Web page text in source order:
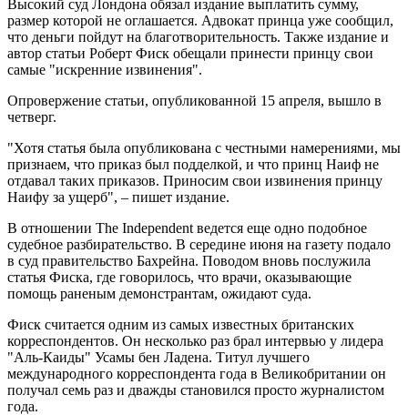
Высокий суд Лондона обязал издание выплатить сумму,
размер которой не оглашается. Адвокат принца уже сообщил,
что деньги пойдут на благотворительность. Также издание и
автор статьи Роберт Фиск обещали принести принцу свои
самые "искренние извинения".
Опровержение статьи, опубликованной 15 апреля, вышло в
четверг.
"Хотя статья была опубликована с честными намерениями, мы
признаем, что приказ был подделкой, и что принц Наиф не
отдавал таких приказов. Приносим свои извинения принцу
Наифу за ущерб", – пишет издание.
В отношении The Independent ведется еще одно подобное
судебное разбирательство. В середине июня на газету подало
в суд правительство Бахрейна. Поводом вновь послужила
статья Фиска, где говорилось, что врачи, оказывающие
помощь раненым демонстрантам, ожидают суда.
Фиск считается одним из самых известных британских
корреспондентов. Он несколько раз брал интервью у лидера
"Аль-Каиды" Усамы бен Ладена. Титул лучшего
международного корреспондента года в Великобритании он
получал семь раз и дважды становился просто журналистом
года.